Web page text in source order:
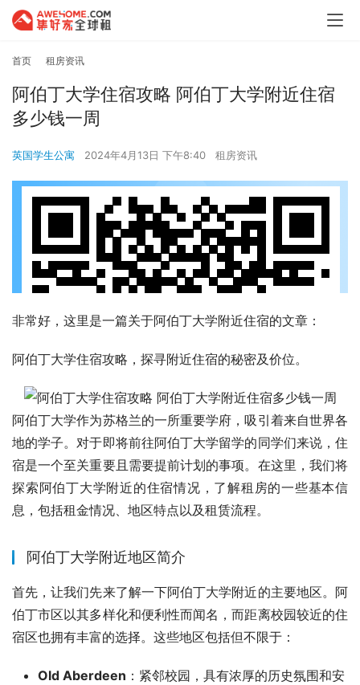
首页 租房资讯
阿伯丁大学住宿攻略 阿伯丁大学附近住宿
多少钱一周
英国学生公寓 2024年4月13日 下午8:40 租房资讯
非常好，这里是一篇关于阿伯丁大学附近住宿的文章：
阿伯丁大学住宿攻略，探寻附近住宿的秘密及价位。
阿伯丁大学作为苏格兰的一所重要学府，吸引着来自世界各
地的学子。对于即将前往阿伯丁大学留学的同学们来说，住
宿是一个至关重要且需要提前计划的事项。在这里，我们将
探索阿伯丁大学附近的住宿情况，了解租房的一些基本信
息，包括租金情况、地区特点以及租赁流程。
阿伯丁大学附近地区简介
首先，让我们先来了解一下阿伯丁大学附近的主要地区。阿
伯丁市区以其多样化和便利性而闻名，而距离校园较近的住
宿区也拥有丰富的选择。这些地区包括但不限于：
Old Aberdeen ：紧邻校园，具有浓厚的历史氛围和安